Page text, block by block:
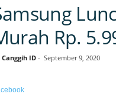
Rp.
Canggih ID- September 9, 2020